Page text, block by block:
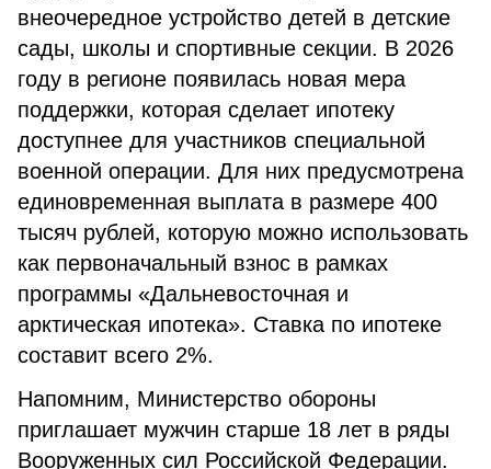
внеочередное устройство детей в детские
сады, школы и спортивные секции. В 2026
году в регионе появилась новая мера
поддержки, которая сделает ипотеку
доступнее для участников специальной
военной операции. Для них предусмотрена
единовременная выплата в размере 400
тысяч рублей, которую можно использовать
как первоначальный взнос в рамках
программы «Дальневосточная и
арктическая ипотека». Ставка по ипотеке
составит всего 2%.
Напомним, Министерство обороны
приглашает мужчин старше 18 лет в ряды
Вооруженных сил Российской Федерации.